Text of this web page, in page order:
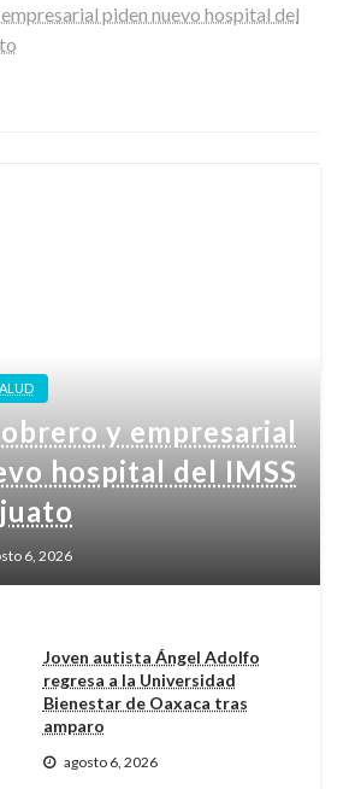
piden nuevo hospital del
y empresarial
hospital del IMSS
6, 2026
Joven autista Ángel Adolfo
regresa a la Universidad
Bienestar de Oaxaca tras
amparo
agosto 6, 2026